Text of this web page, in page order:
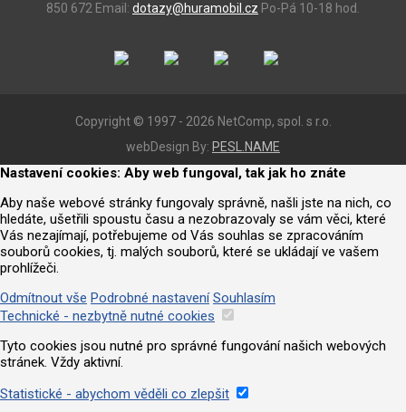
850 672 Email: dotazy@huramobil.cz Po-Pá 10-18 hod.
Copyright © 1997 - 2026 NetComp, spol. s r.o.
webDesign By: PESL.NAME
Nastavení cookies: Aby web fungoval, tak jak ho znáte
Aby naše webové stránky fungovaly správně, našli jste na nich, co
hledáte, ušetřili spoustu času a nezobrazovaly se vám věci, které
Vás nezajímají, potřebujeme od Vás souhlas se zpracováním
souborů cookies, tj. malých souborů, které se ukládají ve vašem
prohlížeči.
Odmítnout vše Podrobné nastavení Souhlasím
Technické - nezbytně nutné cookies
Tyto cookies jsou nutné pro správné fungování našich webových
stránek. Vždy aktivní.
Statistické - abychom věděli co zlepšit